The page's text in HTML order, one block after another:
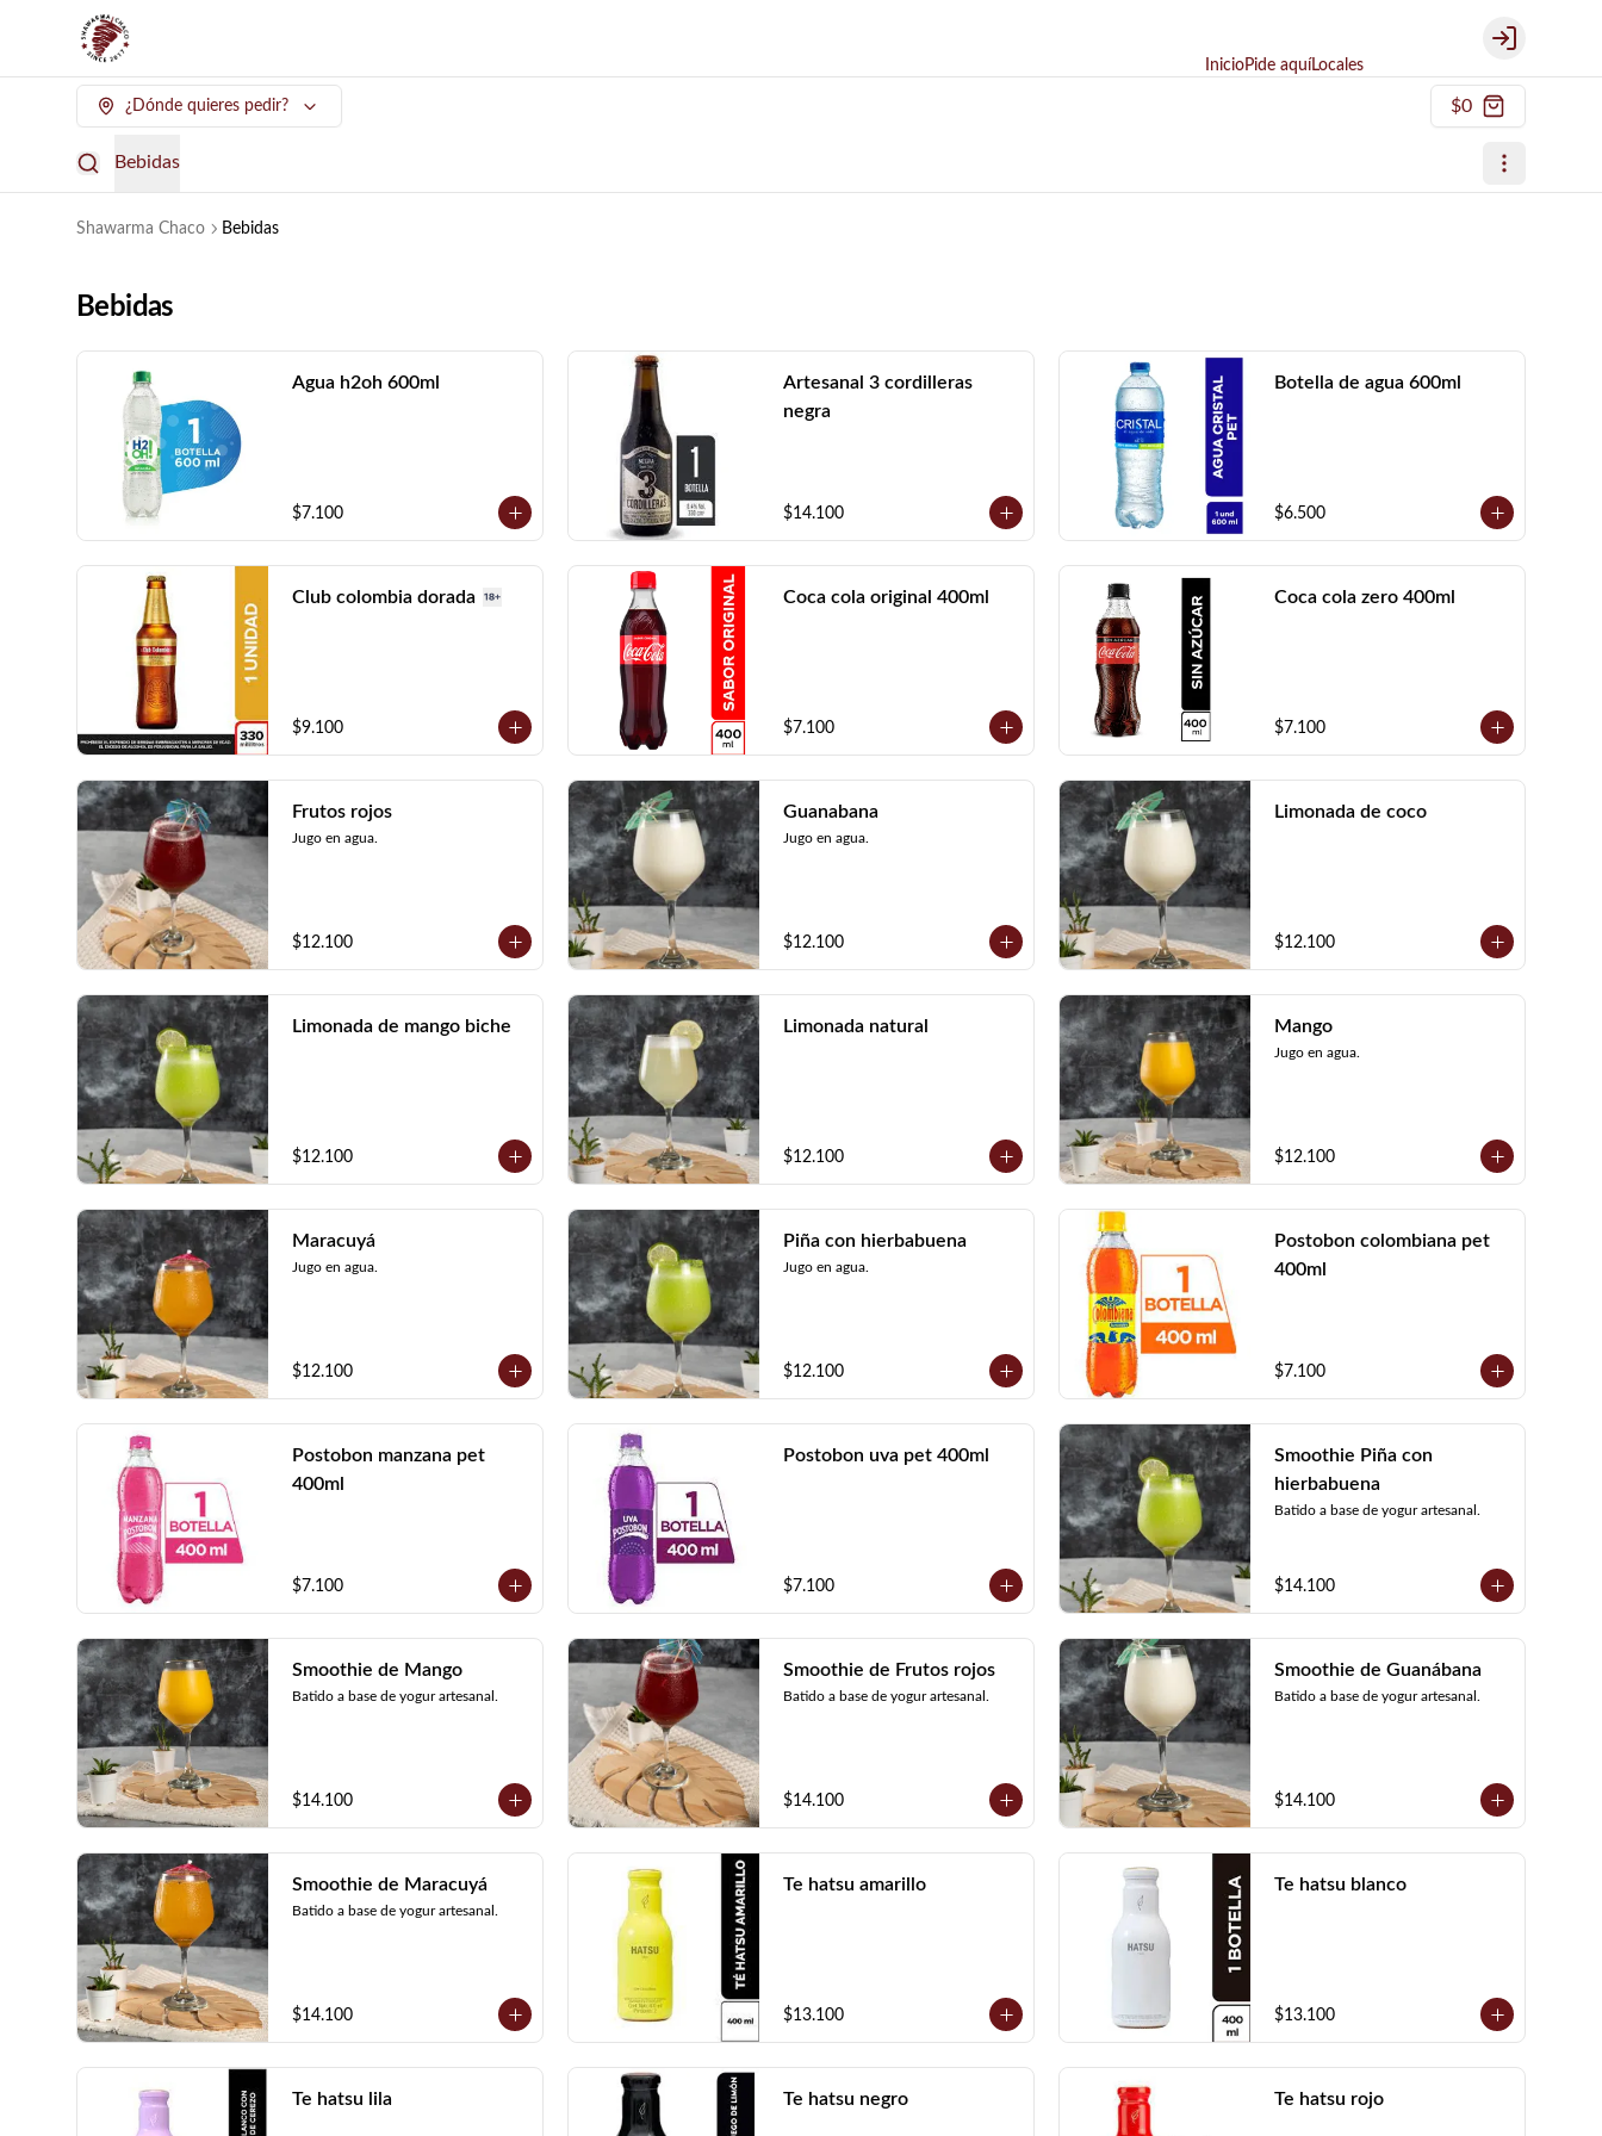
InicioPide aquíLocales
Login
¿Dónde quieres pedir? $0
Bebidas
Shawarma Chaco Bebidas
Bebidas
Agua h2oh 600ml
$7.100
Artesanal 3 cordilleras
negra
$14.100
Botella de agua 600ml
$6.500
Club colombia dorada
$9.100
Coca cola original 400ml
$7.100
Coca cola zero 400ml
$7.100
Frutos rojos
Jugo en agua.
$12.100
Guanabana
Jugo en agua.
$12.100
Limonada de coco
$12.100
Limonada de mango biche
$12.100
Limonada natural
$12.100
Mango
Jugo en agua.
$12.100
Maracuyá
Jugo en agua.
$12.100
Piña con hierbabuena
Jugo en agua.
$12.100
Postobon colombiana pet
400ml
$7.100
Postobon manzana pet
400ml
$7.100
Postobon uva pet 400ml
$7.100
Smoothie Piña con
hierbabuena
Batido a base de yogur artesanal.
$14.100
Smoothie de Mango
Batido a base de yogur artesanal.
$14.100
Smoothie de Frutos rojos
Batido a base de yogur artesanal.
$14.100
Smoothie de Guanábana
Batido a base de yogur artesanal.
$14.100
Smoothie de Maracuyá
Batido a base de yogur artesanal.
$14.100
Te hatsu amarillo
$13.100
Te hatsu blanco
$13.100
Te hatsu lila Te hatsu negro Te hatsu rojo